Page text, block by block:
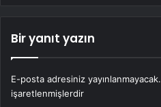
Bir yanıt yazın
E-posta adresiniz yayınlanmayacak.
işaretlenmişlerdir